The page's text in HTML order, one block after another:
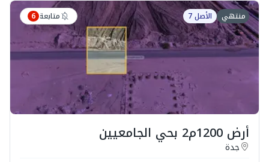
منتهي الأصل 7 متابعة 6
أرض 1200م2 بحي الجامعيين
جدة